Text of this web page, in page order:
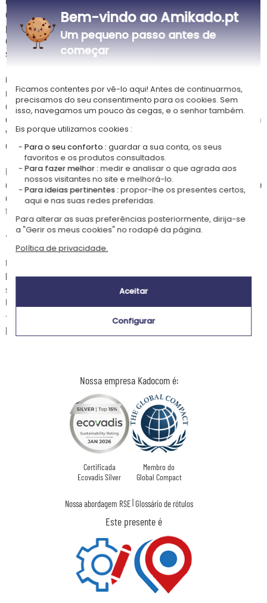
Nossa empresa Kadocom é:
Certificada
Ecovadis Silver
Membro do
Global Compact
Nossa abordagem RSE|Glossário de rótulos
Este presente é
gravado a laser no coração do design. Um objeto fino e refinado,
pensado para todas as ocasiões que merecem uma oferta tão bela
quanto pessoal - aniversário, Dia da Mãe, Dia de São Valentim ou
simplesmente a vontade de agradar com estilo.
Com a vela apagada, a moldura floral e a personalização revelam-se
num delicado cinzento claro sobre o copo preto - discretas, elegantes,
quase poéticas. Depois, assim que se acende, tudo se ilumina com um
encantador brilho dourado na obscuridade, transformando esta vela num
verdadeiro quadro luminoso. Um efeito visual tão impressionante
quanto inesperado, que não deixará de suscitar admiração.
Para oferecer esta vela personalizada com moldura floral em todo o seu
esplendor, opte pela caixa de madeira de abeto gravável proposta como
opção - um estojo tão refinado quanto o seu conteúdo, para uma oferta
floral e luminosa de que se guarda uma memória duradoura.
🌼 O seu perfume: a flor de algodão
Uma fragrância cheia de delicadeza floral - notas de cabeça frescas e
ligeiras, um coração floral de jasmim, flor de laranjeira e lírio do vale,
sobre um fundo empoado e envolvente de almíscar branco e baunilha.
Uma composição apaziguadora que evoca um jardim em plena floração
- o ambiente perfeito para saborear um momento de suavidade
primaveril, com a vela acesa, em silêncio e serenidade.
Bem-vindo ao Amikado.pt
Um pequeno passo antes de
começar
Ficamos contentes por vê-lo aqui! Antes de continuarmos,
precisamos do seu consentimento para os cookies. Sem
isso, navegamos um pouco às cegas, e o senhor também.
Eis porque utilizamos cookies :
Para o seu conforto : guardar a sua conta, os seus
favoritos e os produtos consultados.
Para fazer melhor :medir e analisar o que agrada aos
nossos visitantes no site e melhorá-lo.
Para ideias pertinentes :propor-lhe os presentes certos,
aqui e nas suas redes preferidas.
Para alterar as suas preferências posteriormente, dirija-se
a "Gerir os meus cookies" no rodapé da página.
Política de privacidade.
Aceitar
Configurar